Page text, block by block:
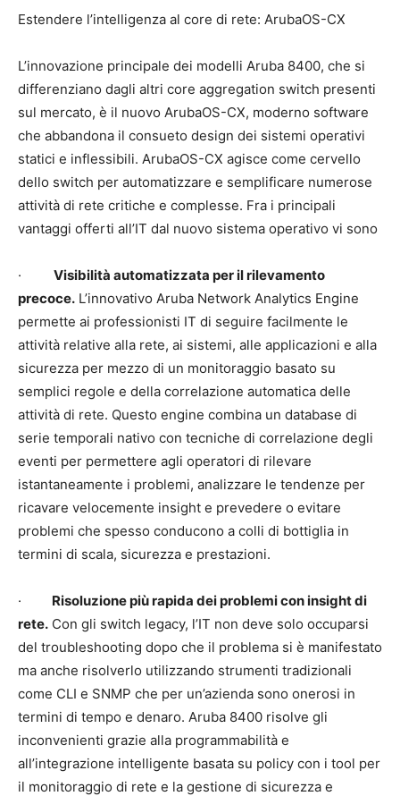
Estendere l’intelligenza al core di rete: ArubaOS-CX
L’innovazione principale dei modelli Aruba 8400, che si
differenziano dagli altri core aggregation switch presenti
sul mercato, è il nuovo ArubaOS-CX, moderno software
che abbandona il consueto design dei sistemi operativi
statici e inflessibili. ArubaOS-CX agisce come cervello
dello switch per automatizzare e semplificare numerose
attività di rete critiche e complesse. Fra i principali
vantaggi offerti all’IT dal nuovo sistema operativo vi sono
· Visibilità automatizzata per il rilevamento
precoce. L’innovativo Aruba Network Analytics Engine
permette ai professionisti IT di seguire facilmente le
attività relative alla rete, ai sistemi, alle applicazioni e alla
sicurezza per mezzo di un monitoraggio basato su
semplici regole e della correlazione automatica delle
attività di rete. Questo engine combina un database di
serie temporali nativo con tecniche di correlazione degli
eventi per permettere agli operatori di rilevare
istantaneamente i problemi, analizzare le tendenze per
ricavare velocemente insight e prevedere o evitare
problemi che spesso conducono a colli di bottiglia in
termini di scala, sicurezza e prestazioni.
·
Risoluzione più rapida dei problemi con insight di
rete. Con gli switch legacy, l’IT non deve solo occuparsi
del troubleshooting dopo che il problema si è manifestato
ma anche risolverlo utilizzando strumenti tradizionali
come CLI e SNMP che per un’azienda sono onerosi in
termini di tempo e denaro. Aruba 8400 risolve gli
inconvenienti grazie alla programmabilità e
all’integrazione intelligente basata su policy con i tool per
il monitoraggio di rete e la gestione di sicurezza e